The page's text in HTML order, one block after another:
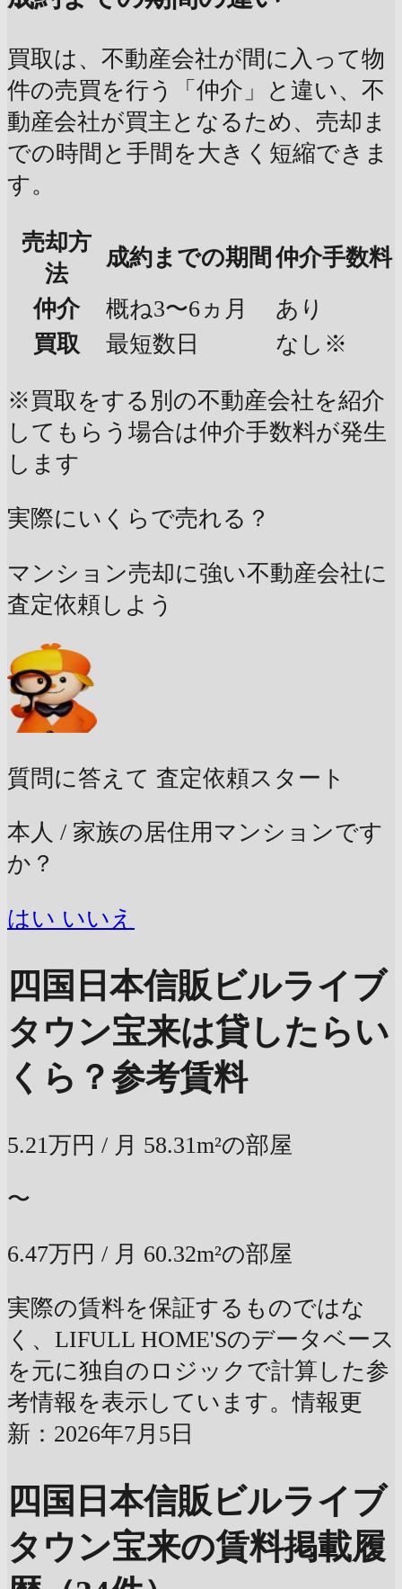
買取は、不動産会社が間に入って物
件の売買を行う「仲介」と違い、不
動産会社が買主となるため、売却ま
での時間と手間を大きく短縮できま
す。
売却方
法
成約までの期間 仲介手数料
仲介
概ね3〜6ヵ月
あり
買取
最短数日 なし※
※買取をする別の不動産会社を紹介
してもらう場合は仲介手数料が発生
します
実際にいくらで売れる？
マンション売却に強い不動産会社に
査定依頼しよう
質問に答えて 査定依頼スタート
本人 / 家族の居住用マンションです
か？
はい いいえ
四国日本信販ビルライブ
タウン宝来は貸したらい
くら？参考賃料
5.21万円 / 月 58.31m²の部屋
〜
6.47万円 / 月 60.32m²の部屋
実際の賃料を保証するものではな
く、LIFULL HOME'Sのデータベース
を元に独自のロジックで計算した参
考情報を表示しています。情報更
新：2026年7月5日
四国日本信販ビルライブ
タウン宝来の賃料掲載履